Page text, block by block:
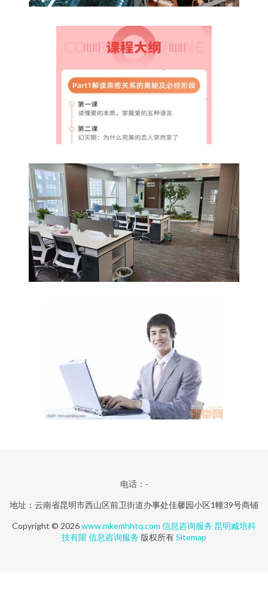
电话：-
地址：云南省昆明市西山区前卫街道办事处佳馨园小区1幢39号商铺
Copyright © 2026www.mkemhhtq.com 信息咨询服务 昆明臧培科
技有限 信息咨询服务 版权所有Sitemap